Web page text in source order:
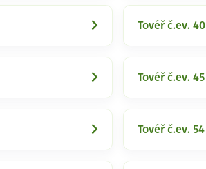
Tovéř č.ev. 40
Tovéř č.ev. 45
Tovéř č.ev. 54